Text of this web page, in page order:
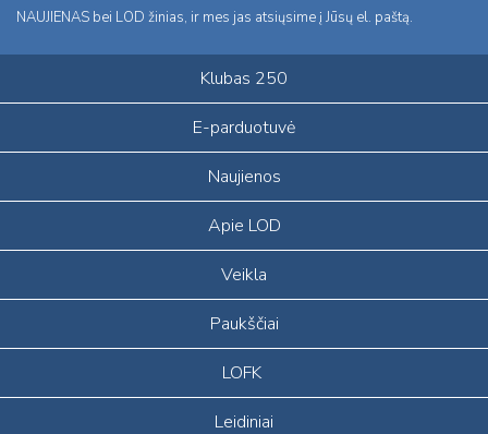
NAUJIENAS bei LOD žinias, ir mes jas atsiųsime į Jūsų el. paštą.
Klubas 250
E-parduotuvė
Naujienos
Apie LOD
Veikla
Paukščiai
LOFK
Leidiniai